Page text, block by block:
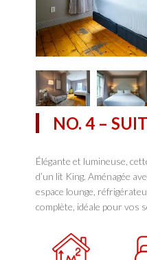
NO. 4 –
Élégante et lumineuse,
d’un lit King. Aménagée
espace lounge,
complète, idéale pour vos